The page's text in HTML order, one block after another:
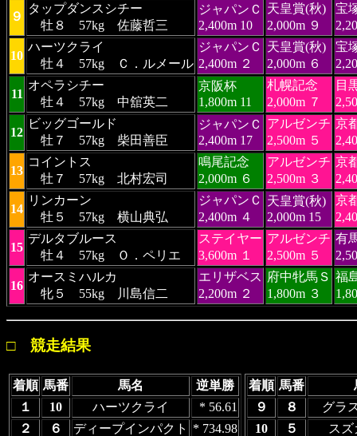
９
タップダンスシチー
牡８ 57kg 佐藤哲三
ジャパンＣ
2,400m 10
天皇賞(秋)
2,000m ９
宝
10
ハーツクライ
牡４ 57kg Ｃ．ルメール
ジャパンＣ
2,400m ２
天皇賞(秋)
2,000m ６
宝
11
オペラシチー
牡４ 57kg 中舘英二
京阪杯
1,800m 11
札幌記念
2,000m ７
目
12
ビッグゴールド
牡７ 57kg 柴田善臣
ジャパンＣ
2,400m 17
アルゼンチ
2,500m ５
京
13
コイントス
牡７ 57kg 北村宏司
鳴尾記念
2,000m ６
アルゼンチ
2,500m ３
京
14
リンカーン
牡５ 57kg 横山典弘
ジャパンＣ
2,400m ４
天皇賞(秋)
2,000m 15
京
15
デルタブルース
牡４ 57kg Ｏ．ペリエ
ステイヤー
3,600m １
アルゼンチ
2,500m ５
有
16
オースミハルカ
牝５ 55kg 川島信二
エリザベス
2,200m ２
府中牝馬Ｓ
1,800m ３
福
□ 競走結果
着順 馬番 馬名
逆単勝
１
10 ハーツクライ
* 56.61
２
６ ディープインパクト
* 734.98
着順 馬番
９
８
グラ
10
５
ス